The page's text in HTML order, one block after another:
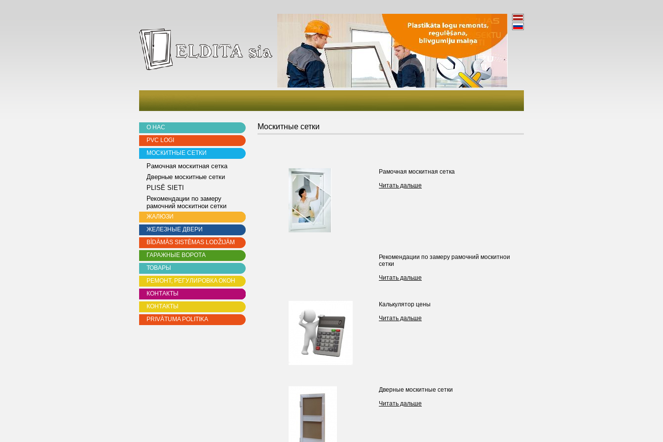
О НАС
PVC LOGI
МОСКИТНЫЕ СЕТКИ
Рамочная москитная сетка
Дверные москитные сетки
PLISĒ SIETI
Рекомендации по замеру
pамочний москитнои сетки
ЖАЛЮЗИ
ЖЕЛЕЗНЫЕ ДВЕРИ
BĪDĀMĀS SISTĒMAS LODŽIJĀM
ГАРАЖНЫЕ ВОРОТА
ТОВАРЫ
PЕМОНТ, РЕГУЛИРОВКA ОКОН
КОНТАКТЫ
КОНТАКТЫ
PRIVĀTUMA POLITIKA
Москитные сетки
Рамочная москитная сетка
Читать дальше
Рекомендации по замеру pамочний москитнои
сетки
Читать дальше
Калькулятор цены
Читать дальше
Дверные москитные сетки
Читать дальше